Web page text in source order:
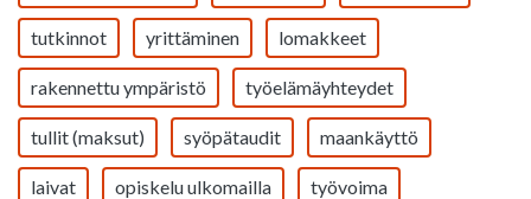
tutkinnot yrittäminen lomakkeet
rakennettu ympäristö työelämäyhteydet
tullit (maksut) syöpätaudit maankäyttö
laivat opiskelu ulkomailla työvoima